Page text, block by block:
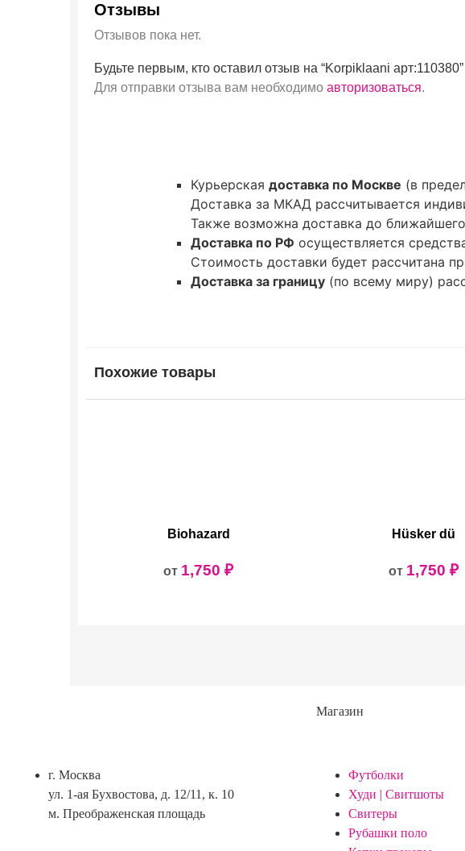
Отзывы
Отзывов пока нет.
Будьте первым, кто оставил отзыв на “Korpiklaani арт:110380”
Для отправки отзыва вам необходимо авторизоваться.
Курьерская доставка по Москве (в
Доставка за МКАД рассчитывается
Также возможна доставка до
Доставка по РФ осуществляется
Стоимость доставки будет рассчитана
Доставка за границу (по всему миру)
Похожие товары
Biohazard
от 1,750₽
Hüsker dü
от 1,750 ₽
Магазин
г. Москва
ул. 1-ая Бухвостова, д. 12/11, к. 10
м. Преображенская площадь
Футболки
Худи | Свитшоты
Свитеры
Рубашки поло